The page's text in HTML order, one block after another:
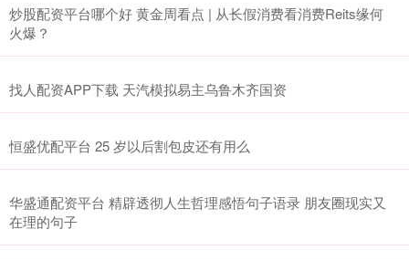
炒股配资平台哪个好 黄金周看点 | 从长假消费看消费Reits缘何
火爆？
找人配资APP下载 天汽模拟易主乌鲁木齐国资
恒盛优配平台 25 岁以后割包皮还有用么
华盛通配资平台 精辟透彻人生哲理感悟句子语录 朋友圈现实又
在理的句子